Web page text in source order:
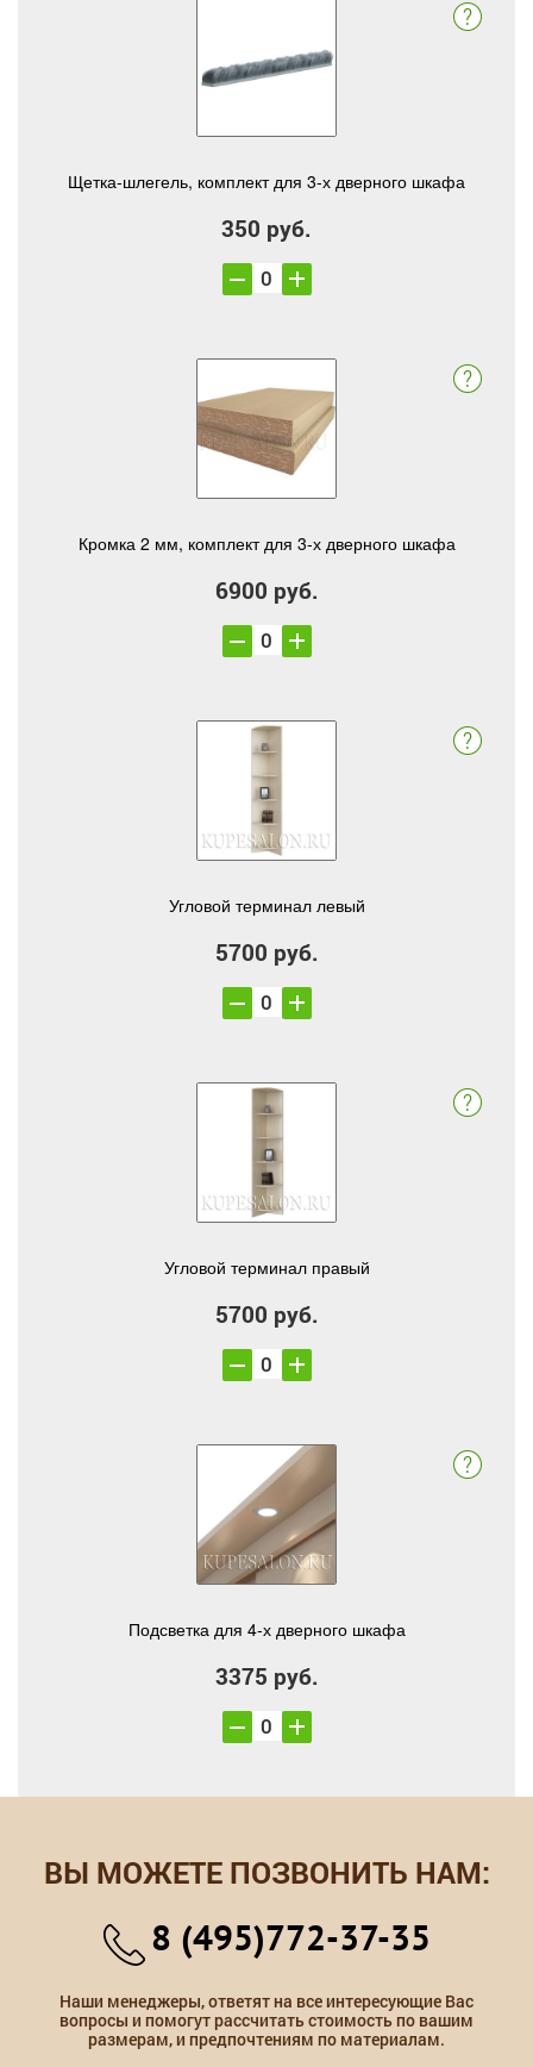
Щетка-шлегель, комплект для 3-х дверного шкафа
350 руб.
Кромка 2 мм, комплект для 3-х дверного шкафа
6900 руб.
Угловой терминал левый
5700 руб.
Угловой терминал правый
5700 руб.
Подсветка для 4-х дверного шкафа
3375 руб.
ВЫ МОЖЕТЕ ПОЗВОНИТЬ НАМ:
8 (495)772-37-35
Наши менеджеры, ответят на все интересующие Вас
вопросы и помогут рассчитать стоимость по вашим
размерам, и предпочтениям по материалам.